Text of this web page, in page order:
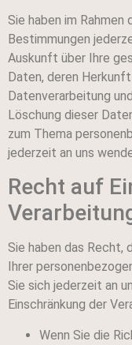
Sie haben im
Bestimmungen
Auskunft über Ihre
Daten, deren
Datenverarbeitung
Löschung dieser
zum Thema
jederzeit an uns
Recht auf
Sie haben das Recht,
Ihrer
Sie sich jederzeit an
Einschränkung der
Wenn Sie die